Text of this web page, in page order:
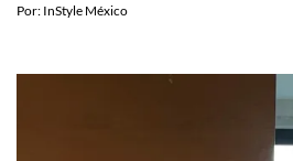
Por: InStyle México